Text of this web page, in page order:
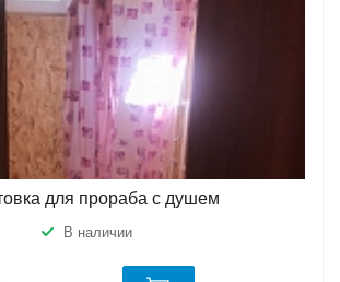
для прораба с душем
В наличии